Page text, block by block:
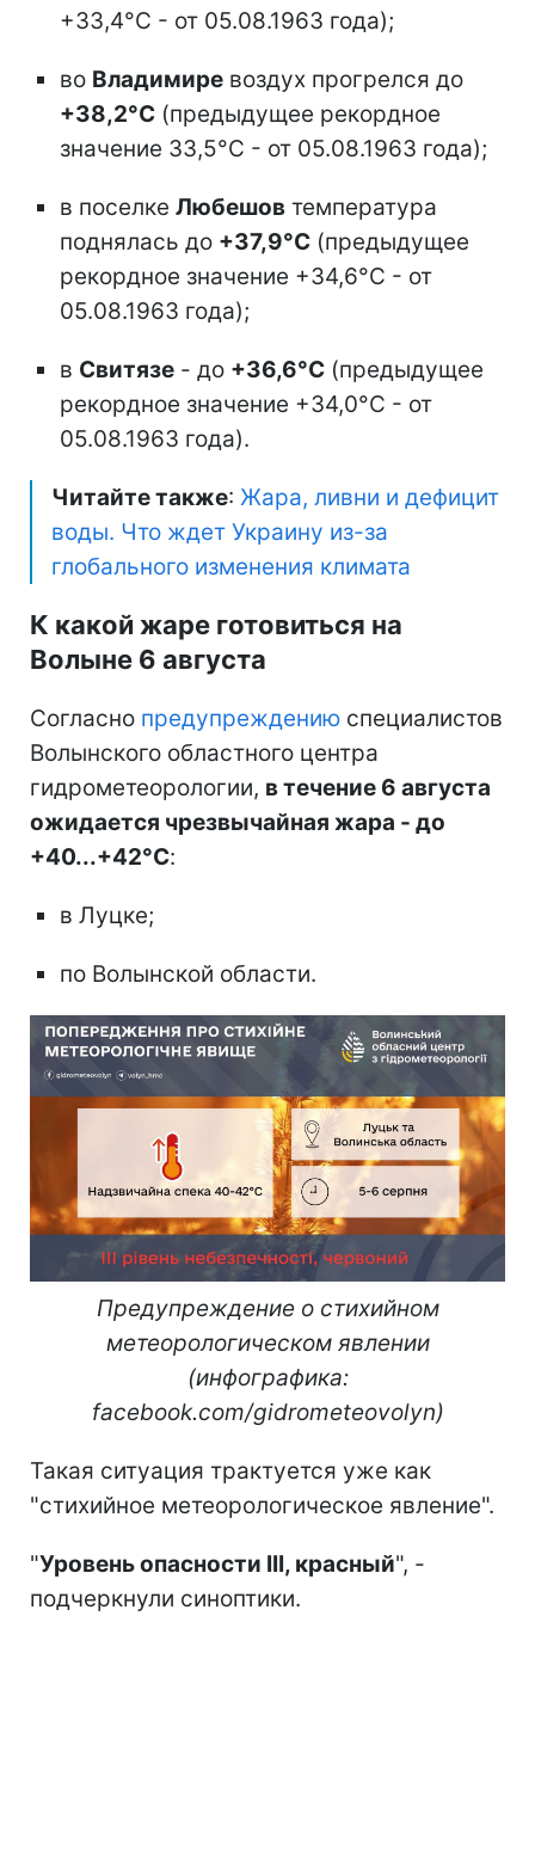
+33,4°С - от 05.08.1963 года);
во Владимире воздух прогрелся до
+38,2°С (предыдущее рекордное
значение 33,5°С - от 05.08.1963 года);
в поселке Любешов температура
поднялась до +37,9°С (предыдущее
рекордное значение +34,6°С - от
05.08.1963 года);
в Свитязе - до +36,6°С (предыдущее
рекордное значение +34,0°С - от
05.08.1963 года).
Читайте также: Жара, ливни и дефицит
воды. Что ждет Украину из-за
глобального изменения климата
К какой жаре готовиться на
Волыне 6 августа
Согласно предупреждению специалистов
Волынского областного центра
гидрометеорологии, в течение 6 августа
ожидается чрезвычайная жара - до
+40...+42°С:
в Луцке;
по Волынской области.
Предупреждение о стихийном
метеорологическом явлении
(инфографика:
facebook.com/gidrometeovolyn)
Такая ситуация трактуется уже как
"стихийное метеорологическое явление".
"Уровень опасности III, красный", -
подчеркнули синоптики.